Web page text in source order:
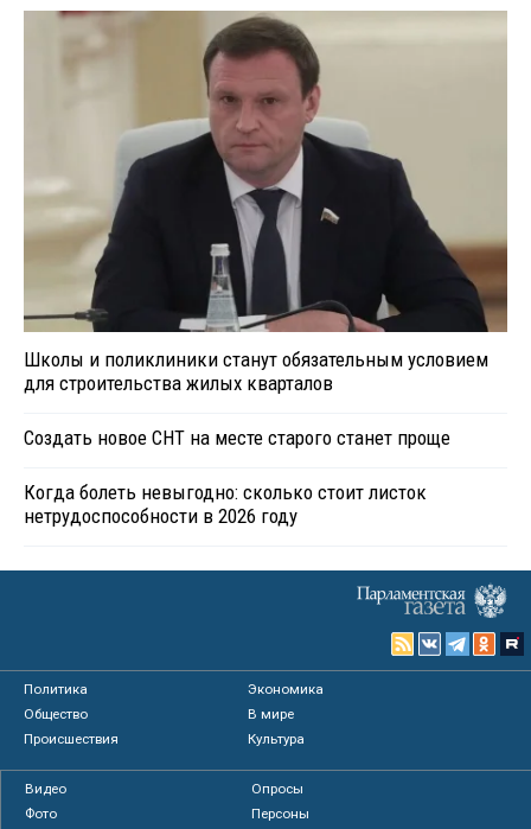
Школы и поликлиники станут обязательным условием
для строительства жилых кварталов
Создать новое СНТ на месте старого станет проще
Когда болеть невыгодно: сколько стоит листок
нетрудоспособности в 2026 году
Политика
Экономика
Общество
В мире
Происшествия
Культура
Видео
Опросы
Фото
Персоны